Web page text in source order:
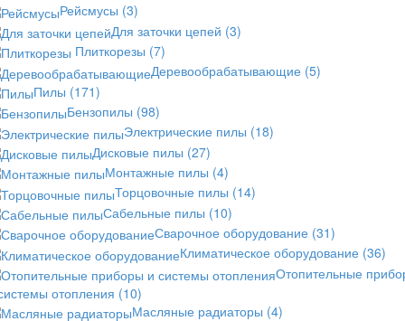
Рейсмусы (3)
Для заточки цепей (3)
Плиткорезы (7)
Деревообрабатывающие (5)
Пилы (171)
Бензопилы (98)
Электрические пилы (18)
Дисковые пилы (27)
Монтажные пилы (4)
Торцовочные пилы (14)
Сабельные пилы (10)
Сварочное оборудование (31)
Климатическое оборудование (36)
Отопительные
отопления (10)
Масляные радиаторы (4)